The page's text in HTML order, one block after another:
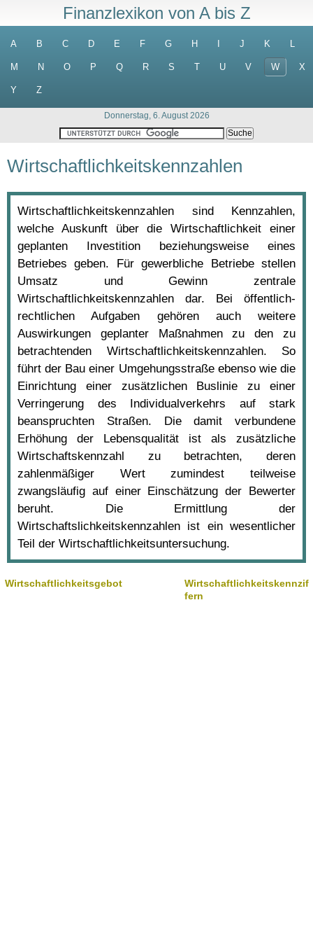
Finanzlexikon von A bis Z
A B C D E F G H J K L
M N O P Q R S T U V W X
Y Z
Donnerstag, 6. August 2026
Wirtschaftlichkeitskennzahlen
Wirtschaftlichkeitskennzahlen sind Kennzahlen,
welche Auskunft über die Wirtschaftlichkeit einer
geplanten Investition beziehungsweise eines
Betriebes geben. Für gewerbliche Betriebe stellen
Umsatz und Gewinn zentrale
Wirtschaftlichkeitskennzahlen dar. Bei öffentlich-
rechtlichen Aufgaben gehören auch weitere
Auswirkungen geplanter Maßnahmen zu den zu
betrachtenden Wirtschaftlichkeitskennzahlen. So
führt der Bau einer Umgehungsstraße ebenso wie die
Einrichtung einer zusätzlichen Buslinie zu einer
Verringerung des Individualverkehrs auf stark
beanspruchten Straßen. Die damit verbundene
Erhöhung der Lebensqualität ist als zusätzliche
Wirtschaftskennzahl zu betrachten, deren
zahlenmäßiger Wert zumindest teilweise
zwangsläufig auf einer Einschätzung der Bewerter
beruht. Die Ermittlung der
Wirtschaftslichkeitskennzahlen ist ein wesentlicher
Teil der Wirtschaftlichkeitsuntersuchung.
Wirtschaftlichkeitsgebot
Wirtschaftlichkeitskennzif
fern